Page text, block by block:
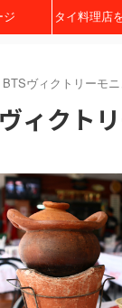
ジ タイ料理店
BTSヴィクトリーモ
ィクト